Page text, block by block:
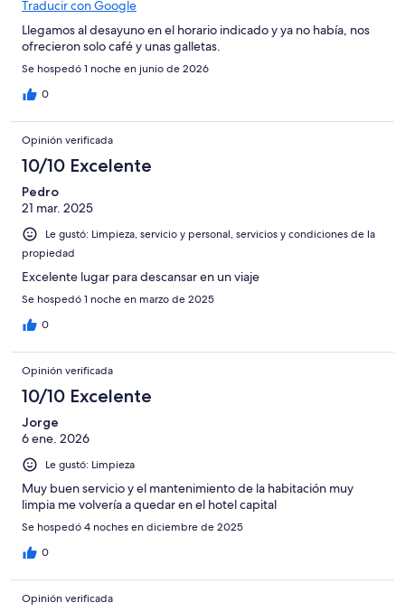
Traducir con Google
Llegamos al desayuno en el horario indicado y ya no había, nos
ofrecieron solo café y unas galletas.
Se hospedó 1 noche en junio de 2026
0
Opinión verificada
10/10 Excelente
Pedro
21 mar. 2025
Le gustó: Limpieza, servicio y personal, servicios y condiciones de la
propiedad
Excelente lugar para descansar en un viaje
Se hospedó 1 noche en marzo de 2025
0
Opinión verificada
10/10 Excelente
Jorge
6 ene. 2026
Le gustó: Limpieza
Muy buen servicio y el mantenimiento de la habitación muy
limpia me volvería a quedar en el hotel capital
Se hospedó 4 noches en diciembre de 2025
0
Opinión verificada